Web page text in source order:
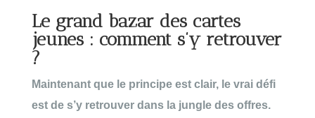
Le grand bazar des cartes
jeunes : comment s’y retrouver
?
Maintenant que le principe est clair, le vrai défi
est de s’y retrouver dans la jungle des offres.